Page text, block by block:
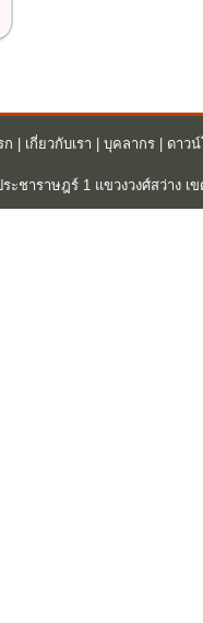
ก เกี่ยวกับเรา บุคลากร| ดาว
ชาราษฎร์ 1 แขวงวงศ์สว่าง